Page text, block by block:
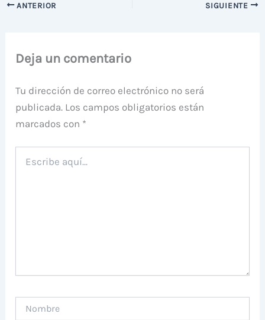
ANTERIOR SIGUIENTE
Deja un comentario
Tu dirección de correo electrónico no será
publicada. Los campos obligatorios están
marcados con *
aquí...